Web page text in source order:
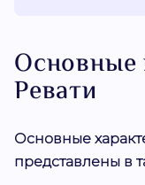
Основные
Ревати
Основные
представлены в